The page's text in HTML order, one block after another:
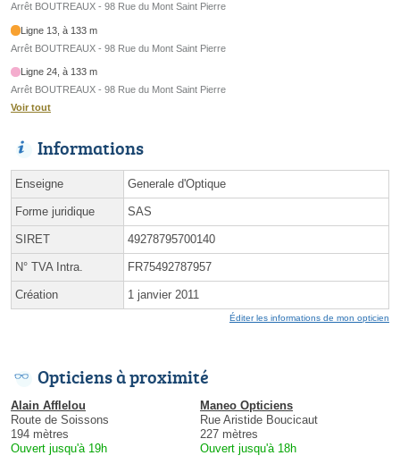
Arrêt BOUTREAUX - 98 Rue du Mont Saint Pierre
Ligne 13, à 133 m
Arrêt BOUTREAUX - 98 Rue du Mont Saint Pierre
Ligne 24, à 133 m
Arrêt BOUTREAUX - 98 Rue du Mont Saint Pierre
Voir tout
Informations
Enseigne Generale d'Optique
Forme juridique SAS
SIRET 49278795700140
N° TVA Intra. FR75492787957
Création 1 janvier 2011
Éditer les informations de mon opticien
Opticiens à proximité
Alain Afflelou
Route de Soissons
194 mètres
Ouvert jusqu'à 19h
Maneo Opticiens
Rue Aristide Boucicaut
227 mètres
Ouvert jusqu'à 18h